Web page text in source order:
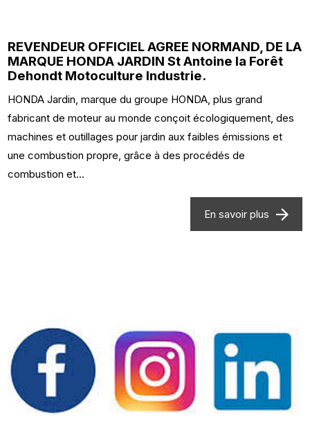
REVENDEUR OFFICIEL AGREE NORMAND, DE LA
MARQUE HONDA JARDIN St Antoine la Forêt
Dehondt Motoculture Industrie.
HONDA Jardin, marque du groupe HONDA, plus grand
fabricant de moteur au monde conçoit écologiquement, des
machines et outillages pour jardin aux faibles émissions et
une combustion propre, grâce à des procédés de
combustion et...
En savoir plus